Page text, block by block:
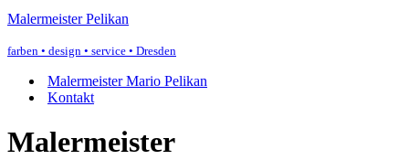
Malermeister Pelikan
farben • design • service • Dresden
Malermeister Mario Pelikan
Kontakt
Malermeister